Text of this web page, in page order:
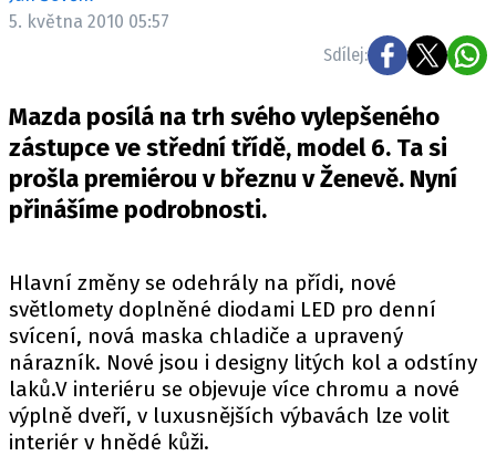
TRH S ELEKTROMOBILY
RALLY
ROZHOVORY
DAKAR
Z DOMOVA
ZE SVĚTA
MOTORSPORT
5. května 2010 05:57
Sdílej:
Mazda posílá na trh svého vylepšeného
zástupce ve střední třídě, model 6. Ta si
prošla premiérou v březnu v Ženevě. Nyní
přinášíme podrobnosti.
Hlavní změny se odehrály na přídi, nové
světlomety doplněné diodami LED pro denní
svícení, nová maska chladiče a upravený
nárazník. Nové jsou i designy litých kol a odstíny
laků.V interiéru se objevuje více chromu a nové
výplně dveří, v luxusnějších výbavách lze volit
interiér v hnědé kůži.